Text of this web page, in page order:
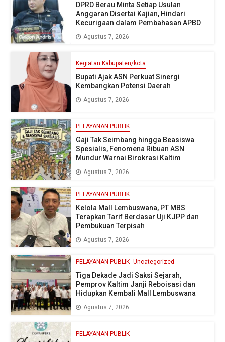
DPRD Berau Minta Setiap Usulan
Anggaran Disertai Kajian, Hindari
Kecurigaan dalam Pembahasan APBD
Agustus 7, 2026
Kegiatan Kabupaten/kota
Bupati Ajak ASN Perkuat Sinergi
Kembangkan Potensi Daerah
Agustus 7, 2026
PELAYANAN PUBLIK
Gaji Tak Seimbang hingga Beasiswa
Spesialis, Fenomena Ribuan ASN
Mundur Warnai Birokrasi Kaltim
Agustus 7, 2026
PELAYANAN PUBLIK
Kelola Mall Lembuswana, PT MBS
Terapkan Tarif Berdasar Uji KJPP dan
Pembukuan Terpisah
Agustus 7, 2026
PELAYANAN PUBLIK Uncategorized
Tiga Dekade Jadi Saksi Sejarah,
Pemprov Kaltim Janji Reboisasi dan
Hidupkan Kembali Mall Lembuswana
Agustus 7, 2026
PELAYANAN PUBLIK